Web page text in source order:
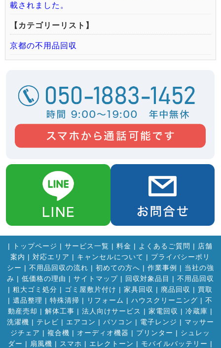
載されました。
【カテゴリーリスト】
京都の不用品回収
| トップページ | サービス一覧 | 料金 | よくあるご質問 | 店舗
案内 | 対応エリア | キャンセルについて | プライバシーポリ
シー | 不用品回収の流れ | 初めての方へ | 作業事例 | 当社の強
み | 低価格の理由 | サイトマップ| 回収対象品目 | 不用品回収
| 粗大ゴミ処分 | ゴミ屋敷片付け | 家具回収 | 廃品回収 | 買取
| 遺品整理 | 特殊清掃 | リフォーム | ハウスクリーニング | 不
動産売却 | 解体工事 | 法人向けサービス | 家電回収 | 冷蔵庫 |
洗濯機 | テレビ | エアコン | パソコン | 電子レンジ | マッサー
ジチェア | 複合機 | オーディオ機器 | プリンター | シュレッ
ダー | 扇風機 | スマホ | エレクトーン | モバイルバッテリー |